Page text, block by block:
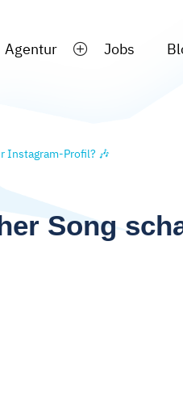
Agentur Jobs
Instagram-Profil? 🎶
Song